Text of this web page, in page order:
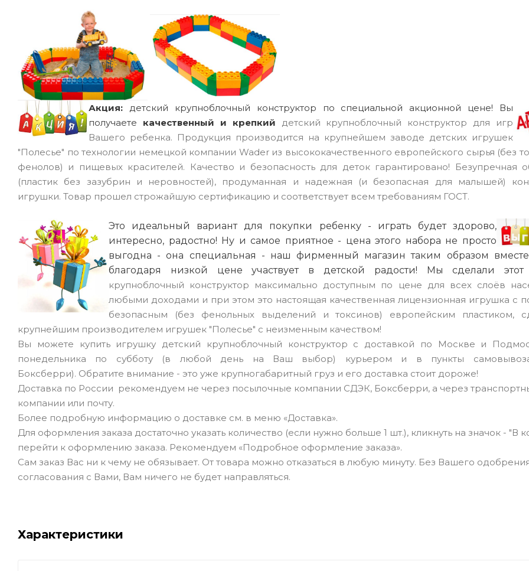
Акция: детский крупноблочный конструктор по специальной акционной цене! Вы
получаете качественный и крепкий детский крупноблочный конструктор для игр
Вашего ребенка. Продукция производится на крупнейшем заводе детских игрушек
"Полесье" по технологии немецкой компании Wader из высококачественного европейского сырья (без
фенолов) и пищевых красителей. Качество и безопасность для деток гарантировано! Безупречная
(пластик без зазубрин и неровностей), продуманная и надежная (и безопасная для малышей)
игрушки. Товар прошел строжайшую сертификацию и соответствует всем требованиям ГОСТ.
Это идеальный вариант для покупки ребенку - играть будет здорово,
интересно, радостно! Ну и самое приятное - цена этого набора не просто
выгодна - она специальная - наш фирменный магазин таким образом
благодаря низкой цене участвует в детской радости! Мы сделали этот
крупноблочный конструктор максимально доступным по цене для всех слоёв
любыми доходами и при этом это настоящая качественная лицензионная игрушка с
безопасным (без фенольных выделений и токсинов) европейским пластиком,
крупнейшим производителем игрушек "Полесье" с неизменным качеством!
Вы можете купить игрушку детский крупноблочный конструктор с доставкой по Москве и
понедельника по субботу (в любой день на Ваш выбор) курьером и в пункты
Боксберри). Обратите внимание - это уже крупногабаритный груз и его доставка стоит дороже!
Доставка по России рекомендуем не через посылочные компании СДЭК, Боксберри, а через
компании или почту.
Более подробную информацию о доставке см. в меню «Доставка».
Для оформления заказа достаточно указать количество (если нужно больше 1 шт.), кликнуть на значок - "В
перейти к оформлению заказа. Рекомендуем «Подробное оформление заказа».
Сам заказ Вас ни к чему не обязывает. От товара можно отказаться в любую минуту. Без Вашего
согласования с Вами, Вам ничего не будет направляться.
Характеристики